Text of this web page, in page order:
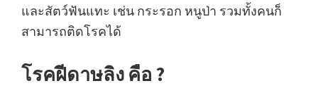
และสัตว์ฟันแทะ เช่น กระรอก หนูป่า รวมทั้งคนก็
สามารถติดโรคได้
โรคฝีดาษลิง คือ ?